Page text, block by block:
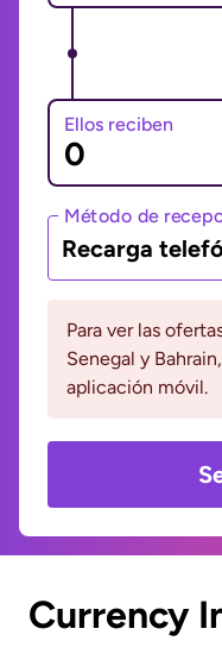
Ellos reciben
Método de
Recarga
Para ver las
Senegal y
aplicación móvil.
Currency